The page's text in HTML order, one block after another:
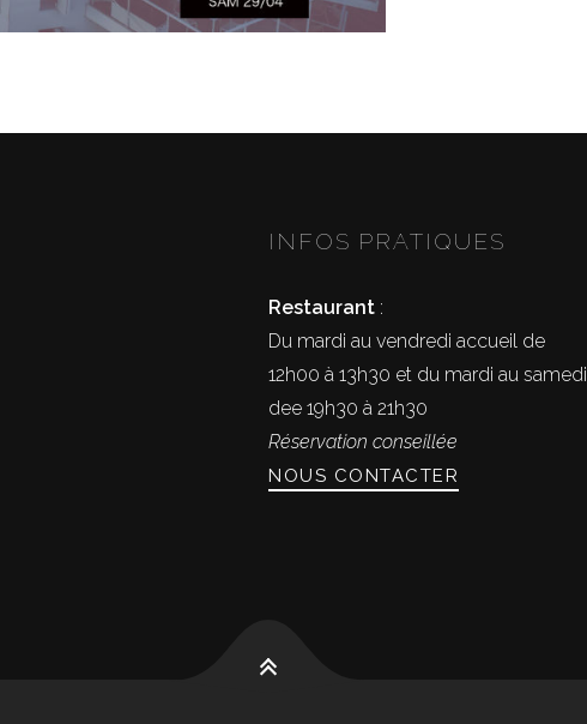
INFOS PRATIQUES
Restaurant :
Du mardi au vendredi accueil de
12h00 à 13h30 et du mardi au samedi
dee 19h30 à 21h30
Réservation conseillée
NOUS CONTACTER